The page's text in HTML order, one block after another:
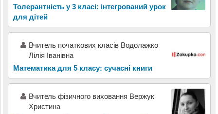
Толерантність у 3 класі: інтегрований урок
для дітей
Вчитель початкових класів Водолажко
Лілія Іванівна
Математика для 5 класу: сучасні книги
Вчитель фізичного виховання Вержук
Христина